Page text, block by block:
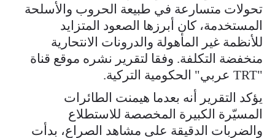
تحولات متسارعة في طبيعة الحروب والأسلحة
المستخدمة، كان أبرزها الصعود المتزايد
للأنظمة غير المأهولة والدرونات الانتحارية
منخفضة التكلفة. وفقا لتقرير نشره موقع قناة
"TRT عربي" الحكومية التركية.
يؤكد التقرير أنه بعدما هيمنت الطائرات
المسيّرة الكبيرة المخصصة للاستطلاع
والضربات الدقيقة على مشاهد الصراع، بدأت